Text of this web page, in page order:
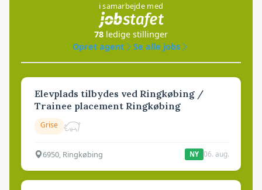
i samarbejde med
78 ledige stillinger
Opret agent
Se alle jobs
Elevplads tilbydes ved Ringkøbing /
Trainee placement Ringkøbing
Grise
6950, Ringkøbing NY 06. aug.